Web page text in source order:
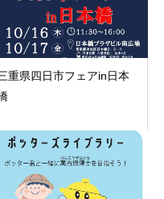
重県四日市フェアin日本